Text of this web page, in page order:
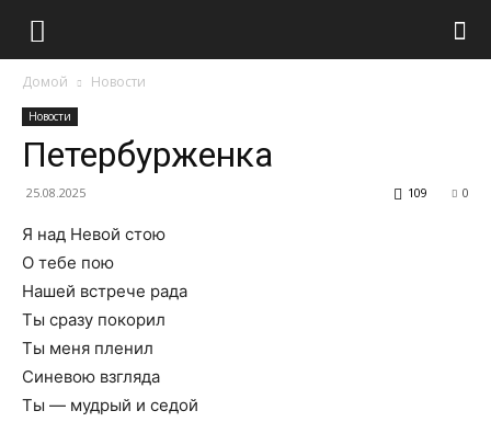
Домой Новости
Новости
Петербурженка
25.08.2025 0
109
Я над Невой стою
О тебе пою
Нашей встрече рада
Ты сразу покорил
Ты меня пленил
Синевою взгляда
Ты — мудрый и седой